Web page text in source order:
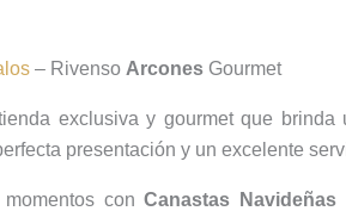
– Rivenso Arcones Gourmet
exclusiva y gourmet que brinda
presentación y un excelente
momentos conCanastas Navideñas